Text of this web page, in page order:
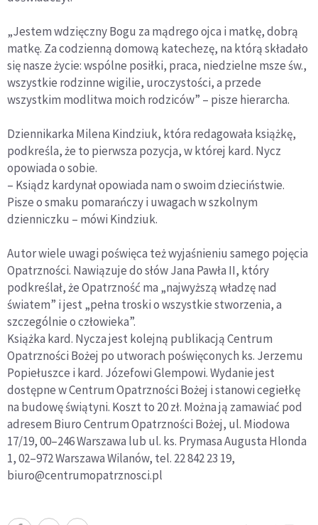
„Jestem wdzięczny Bogu za mądrego ojca i matkę, dobrą
matkę. Za codzienną domową katechezę, na którą składało
się nasze życie: wspólne posiłki, praca, niedzielne msze św.,
wszystkie rodzinne wigilie, uroczystości, a przede
wszystkim modlitwa moich rodziców” – pisze hierarcha.
Dziennikarka Milena Kindziuk, która redagowała książkę,
podkreśla, że to pierwsza pozycja, w której kard. Nycz
opowiada o sobie.
– Ksiądz kardynał opowiada nam o swoim dzieciństwie.
Pisze o smaku pomarańczy i uwagach w szkolnym
dzienniczku – mówi Kindziuk.
Autor wiele uwagi poświęca też wyjaśnieniu samego pojęcia
Opatrzności. Nawiązuje do słów Jana Pawła II, który
podkreślał, że Opatrzność ma „najwyższą władzę nad
światem” i jest „pełna troski o wszystkie stworzenia, a
szczególnie o człowieka”.
Książka kard. Nycza jest kolejną publikacją Centrum
Opatrzności Bożej po utworach poświęconych ks. Jerzemu
Popiełuszce i kard. Józefowi Glempowi. Wydanie jest
dostępne w Centrum Opatrzności Bożej i stanowi cegiełkę
na budowę świątyni. Koszt to 20 zł. Można ją zamawiać pod
adresem Biuro Centrum Opatrzności Bożej, ul. Miodowa
17/19, 00–246 Warszawa lub ul. ks. Prymasa Augusta Hlonda
1, 02–972 Warszawa Wilanów, tel. 22 842 23 19,
biuro@centrumopatrznosci.pl